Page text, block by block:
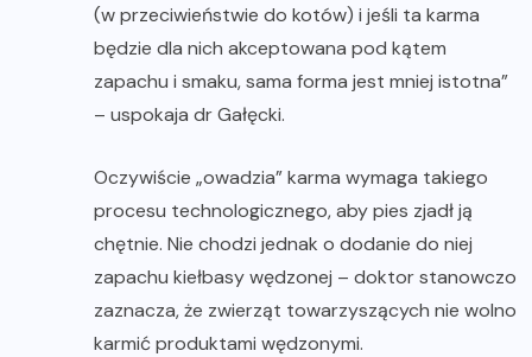
(w przeciwieństwie do kotów) i jeśli ta karma
będzie dla nich akceptowana pod kątem
zapachu i smaku, sama forma jest mniej istotna”
– uspokaja dr Gałęcki.
Oczywiście „owadzia” karma wymaga takiego
procesu technologicznego, aby pies zjadł ją
chętnie. Nie chodzi jednak o dodanie do niej
zapachu kiełbasy wędzonej – doktor stanowczo
zaznacza, że zwierząt towarzyszących nie wolno
karmić produktami wędzonymi.